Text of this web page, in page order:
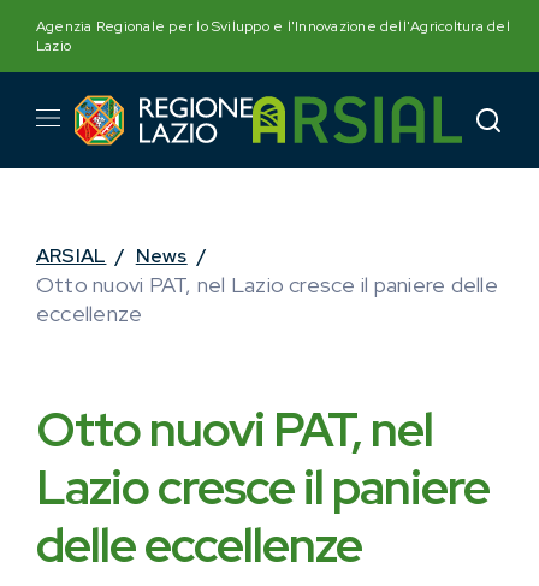
content
Agenzia Regionale per lo Sviluppo e l'Innovazione dell'Agricoltura del
Lazio
ARSIAL / News /
Otto nuovi PAT, nel Lazio cresce il paniere delle
eccellenze
Otto nuovi PAT, nel
Lazio cresce il paniere
delle eccellenze